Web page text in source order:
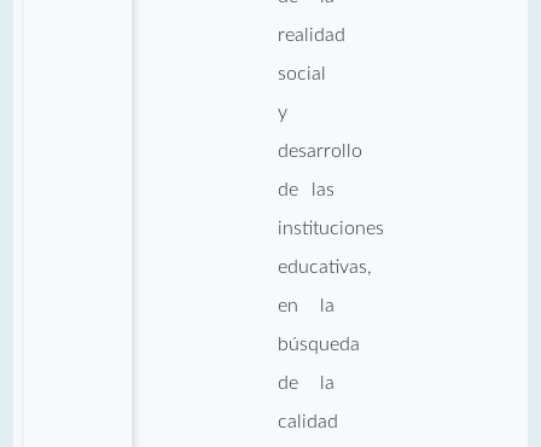
realidad
social
y
desarrollo
de las
instituciones
educativas,
en la
búsqueda
de la
calidad